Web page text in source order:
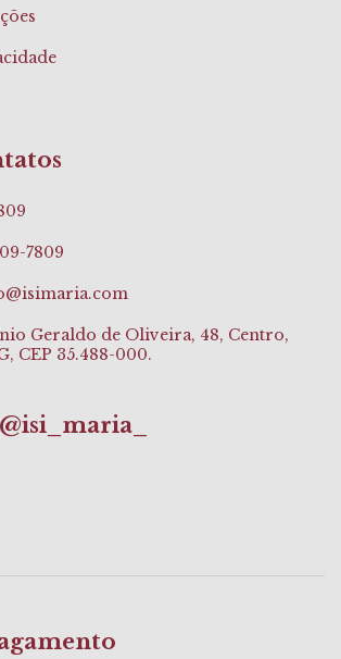
7809
Geraldo de Oliveira, 48, Centro,
CEP 35.488-000.